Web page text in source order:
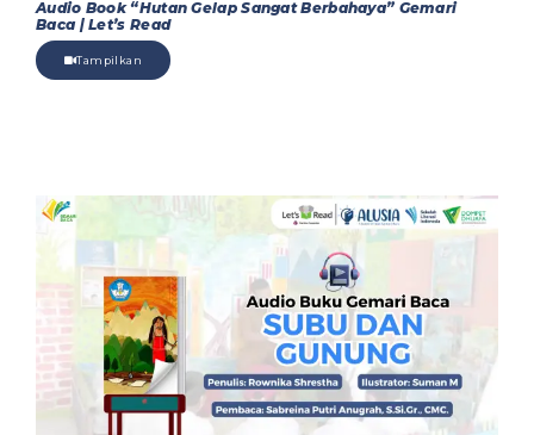
Audio Book “Hutan Gelap Sangat Berbahaya” Gemari
Baca | Let’s Read
Tampilkan